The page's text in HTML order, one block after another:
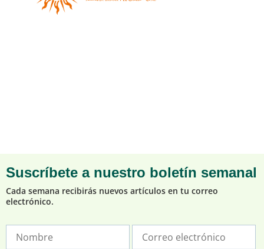
Suscríbete a nuestro boletín semanal
Cada semana recibirás nuevos artículos en tu correo
electrónico.